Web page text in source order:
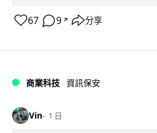
67 9 ↗ 分享
商業科技 資訊保安
Vin 1 日